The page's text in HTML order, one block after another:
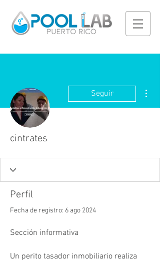
Seguir
cintrates
Perfil
Fecha de registro: 6 ago 2024
Sección informativa
Un perito tasador inmobiliario realiza